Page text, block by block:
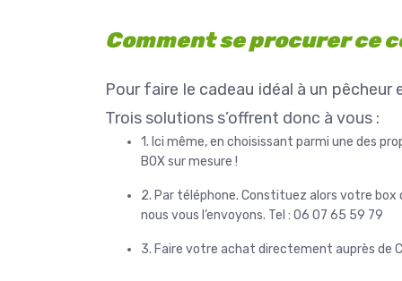
Comment se procurer ce
Pour faire le cadeau idéal à un
Trois solutions s’offrent donc à vous :
1. Ici même, en choisissant parmi une des
BOX sur mesure !
2. Par téléphone. Constituez alors votre
nous vous l’envoyons. Tel : 06 07 65 59 79
3. Faire votre achat directement auprès de
occasion. Merci encore à
trois (il ne faut pas